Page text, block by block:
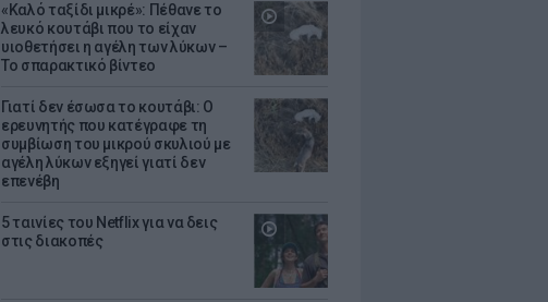
«Καλό ταξίδι μικρέ»: Πέθανε το
λευκό κουτάβι που το είχαν
υιοθετήσει η αγέλη των λύκων –
Το σπαρακτικό βίντεο
Γιατί δεν έσωσα το κουτάβι: Ο
ερευνητής που κατέγραφε τη
συμβίωση του μικρού σκυλιού με
αγέλη λύκων εξηγεί γιατί δεν
επενέβη
5 ταινίες του Netflix για να δεις
στις διακοπές